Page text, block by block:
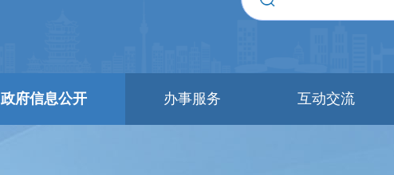
政府信息公开 办事服务 互动交流